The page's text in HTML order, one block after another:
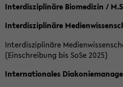
Interdisziplinäre Biomedizin /
Interdisziplinäre
Interdisziplinäre
(Einschreibung bis SoSe 2025)
Internationales